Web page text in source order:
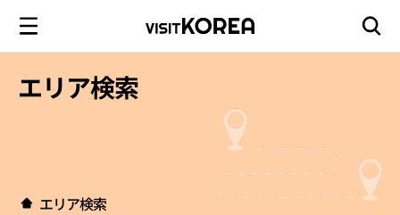
エリア検索
エリア検索